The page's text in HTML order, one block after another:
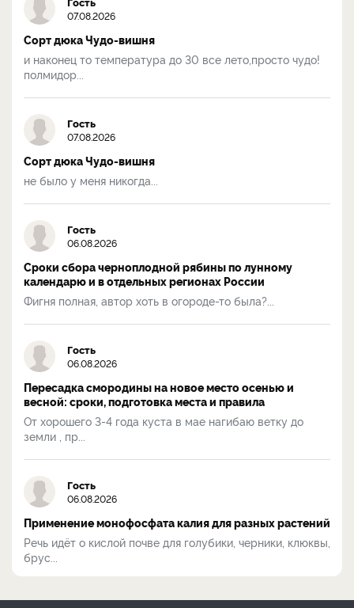
07.08.2026
Сорт дюка Чудо-вишня
и наконец то температура до 30 все лето,просто чудо!
полмидор...
Гость
07.08.2026
Сорт дюка Чудо-вишня
не было у меня никогда...
Гость
06.08.2026
Сроки сбора черноплодной рябины по лунному
календарю и в отдельных регионах России
Фигня полная, автор хоть в огороде-то была?...
Гость
06.08.2026
Пересадка смородины на новое место осенью и
весной: сроки, подготовка места и правила
От хорошего 3-4 года куста в мае нагибаю ветку до
земли , пр...
Гость
06.08.2026
Применение монофосфата калия для разных растений
Речь идёт о кислой почве для голубики, черники, клюквы,
брус...